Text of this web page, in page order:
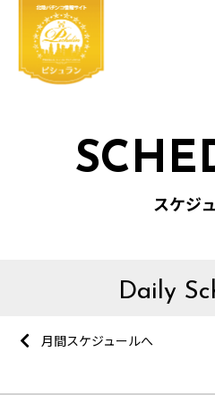
スケジ
Daily
月間スケジュールへ